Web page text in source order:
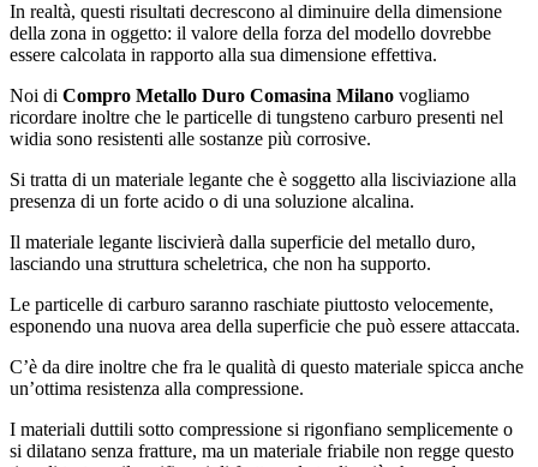
In realtà, questi risultati decrescono al diminuire della dimensione
della zona in oggetto: il valore della forza del modello dovrebbe
essere calcolata in rapporto alla sua dimensione effettiva.
Noi di Compro Metallo Duro Comasina Milano vogliamo
ricordare inoltre che le particelle di tungsteno carburo presenti nel
widia sono resistenti alle sostanze più corrosive.
Si tratta di un materiale legante che è soggetto alla lisciviazione alla
presenza di un forte acido o di una soluzione alcalina.
Il materiale legante liscivierà dalla superficie del metallo duro,
lasciando una struttura scheletrica, che non ha supporto.
Le particelle di carburo saranno raschiate piuttosto velocemente,
esponendo una nuova area della superficie che può essere attaccata.
C’è da dire inoltre che fra le qualità di questo materiale spicca anche
un’ottima resistenza alla compressione.
I materiali duttili sotto compressione si rigonfiano semplicemente o
si dilatano senza fratture, ma un materiale friabile non regge questo